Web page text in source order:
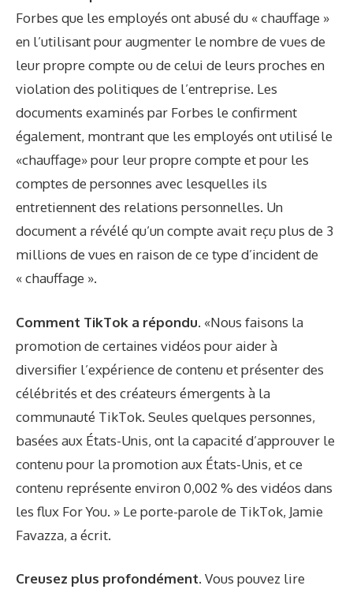
Forbes que les employés ont abusé du « chauffage »
en l’utilisant pour augmenter le nombre de vues de
leur propre compte ou de celui de leurs proches en
violation des politiques de l’entreprise. Les
documents examinés par Forbes le confirment
également, montrant que les employés ont utilisé le
«chauffage» pour leur propre compte et pour les
comptes de personnes avec lesquelles ils
entretiennent des relations personnelles. Un
document a révélé qu’un compte avait reçu plus de 3
millions de vues en raison de ce type d’incident de
« chauffage ».
Comment TikTok a répondu. «Nous faisons la
promotion de certaines vidéos pour aider à
diversifier l’expérience de contenu et présenter des
célébrités et des créateurs émergents à la
communauté TikTok. Seules quelques personnes,
basées aux États-Unis, ont la capacité d’approuver le
contenu pour la promotion aux États-Unis, et ce
contenu représente environ 0,002 % des vidéos dans
les flux For You. » Le porte-parole de TikTok, Jamie
Favazza, a écrit.
Creusez plus profondément. Vous pouvez lire